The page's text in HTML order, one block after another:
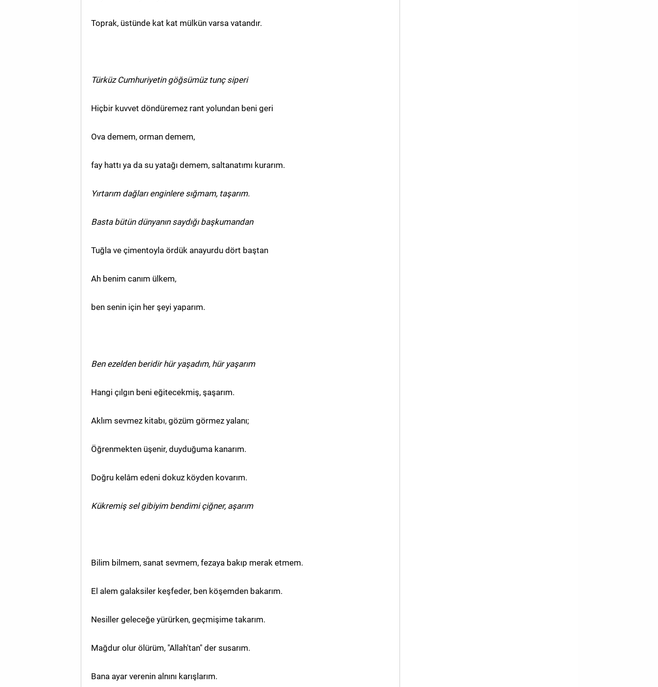
Toprak, üstünde kat kat mülkün varsa vatandır.
Türküz Cumhuriyetin göğsümüz tunç siperi
Hiçbir kuvvet döndüremez rant yolundan beni geri
Ova demem, orman demem,
fay hattı ya da su yatağı demem, saltanatımı kurarım.
Yırtarım dağları enginlere sığmam, taşarım.
Basta bütün dünyanın saydığı başkumandan
Tuğla ve çimentoyla ördük anayurdu dört baştan
Ah benim canım ülkem,
ben senin için her şeyi yaparım.
Ben ezelden beridir hür yaşadım, hür yaşarım
Hangi çılgın beni eğitecekmiş, şaşarım.
Aklım sevmez kitabı, gözüm görmez yalanı;
Öğrenmekten üşenir, duyduğuma kanarım.
Doğru kelâm edeni dokuz köyden kovarım.
Kükremiş sel gibiyim bendimi çiğner, aşarım
Bilim bilmem, sanat sevmem, fezaya bakıp merak etmem.
El alem galaksiler keşfeder, ben köşemden bakarım.
Nesiller geleceğe yürürken, geçmişime takarım.
Mağdur olur ölürüm, "Allah'tan" der susarım.
Bana ayar verenin alnını karışlarım.